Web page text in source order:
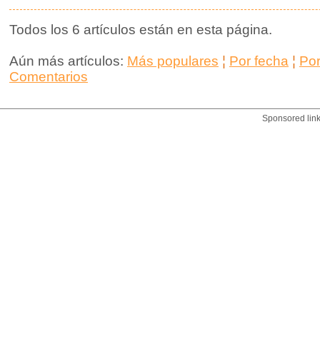
Todos los 6 artículos están en esta página.
Aún más artículos: Más populares ¦ Por fecha ¦
Comentarios
Sponsored